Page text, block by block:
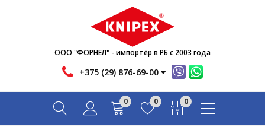
ООО "ФОРНЕЛ" - импортёр в РБ с 2003 года
+375 (29) 876-69-00
0 0 0
Новости
Акции
Инфо
Контакты
Вопрос-ответ